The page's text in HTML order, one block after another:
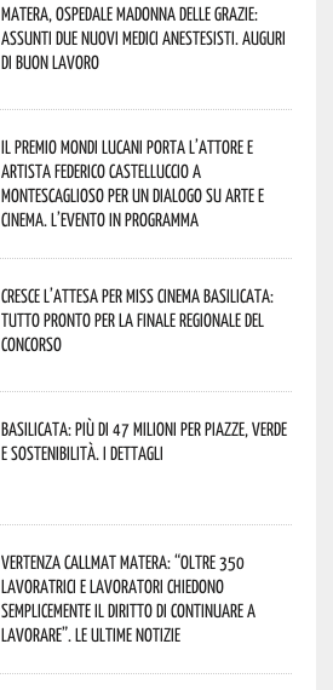
Matera, Ospedale Madonna delle Grazie:
assunti due nuovi medici anestesisti. Auguri
di buon lavoro
Il Premio Mondi Lucani porta l’attore e
artista Federico Castelluccio a
Montescaglioso per un dialogo su arte e
cinema. L’evento in programma
Cresce l’attesa per Miss Cinema Basilicata:
tutto pronto per la finale regionale del
concorso
Basilicata: più di 47 milioni per piazze, verde
e sostenibilità. I dettagli
Vertenza CallMat Matera: “Oltre 350
lavoratrici e lavoratori chiedono
semplicemente il diritto di continuare a
lavorare”. Le ultime notizie